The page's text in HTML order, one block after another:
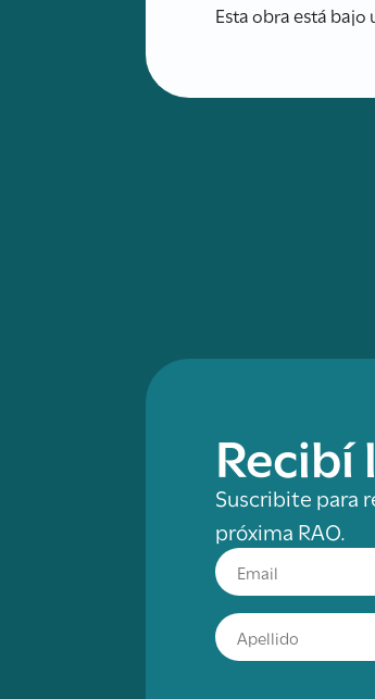
Esta obra está bajo
Recibí
Suscribite para
próxima RAO.